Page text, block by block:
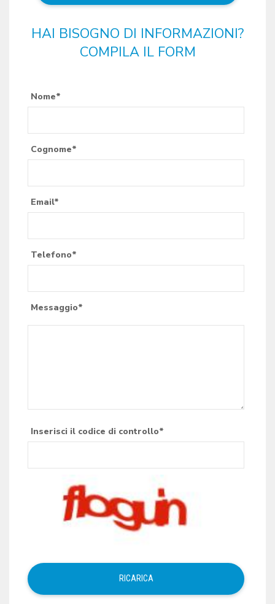
HAI BISOGNO DI INFORMAZIONI?
COMPILA IL FORM
Nome*
Cognome*
Email*
Telefono*
Messaggio*
Inserisci il codice di controllo*